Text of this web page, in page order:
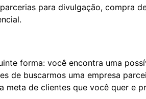
para divulgação, compra
forma: você encontra uma
de buscarmos uma empresa
meta de clientes que você quer e